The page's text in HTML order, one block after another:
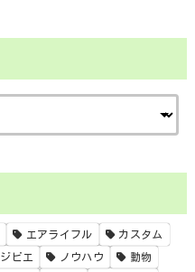
エアライフル カスタム
ジビエ ノウハウ 動物